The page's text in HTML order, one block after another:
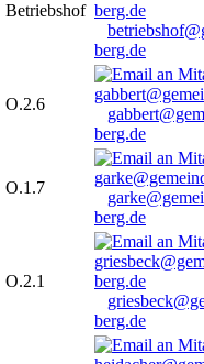
Betriebshof
berg.de
O.2.6
berg.de
O.1.7
berg.de
O.2.1
berg.de